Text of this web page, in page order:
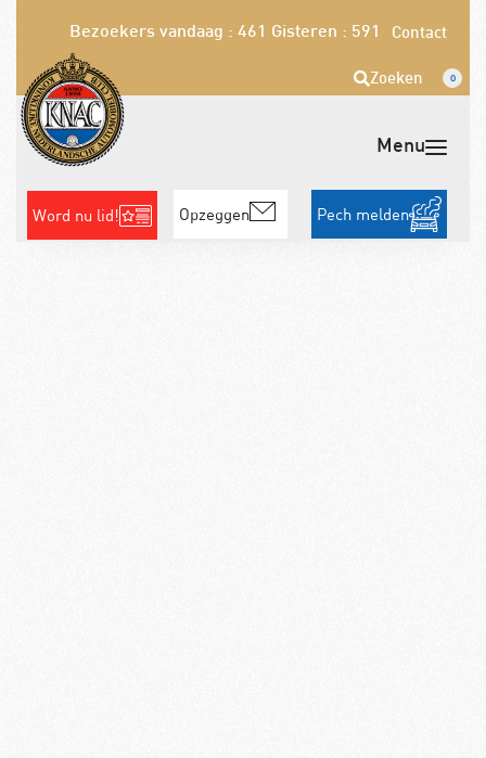
Bezoekers vandaag : 461 Gisteren : 591 Contact
Zoeken 0
Word nu lid! Opzeggen Pech melden